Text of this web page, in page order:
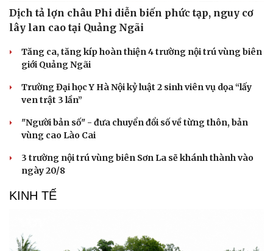
Dịch tả lợn châu Phi diễn biến phức tạp, nguy cơ
lây lan cao tại Quảng Ngãi
Tăng ca, tăng kíp hoàn thiện 4 trường nội trú vùng biên
giới Quảng Ngãi
Trường Đại học Y Hà Nội kỷ luật 2 sinh viên vụ dọa “lấy
ven trật 3 lần”
"Người bản số" - đưa chuyển đổi số về từng thôn, bản
vùng cao Lào Cai
3 trường nội trú vùng biên Sơn La sẽ khánh thành vào
ngày 20/8
KINH TẾ